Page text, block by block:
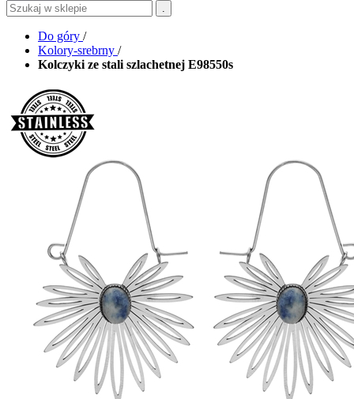
.
Do góry /
Kolory-srebrny /
Kolczyki ze stali szlachetnej E98550s